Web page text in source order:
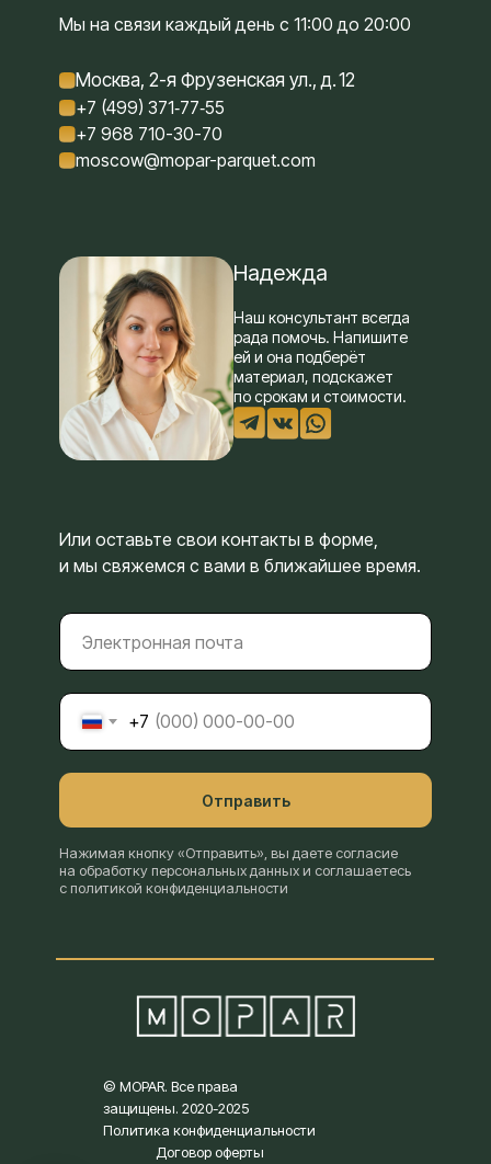
© MOPAR. Все права
защищены. 2020-2025
Политика конфиденциальности
Договор оферты
Или оставьте свои контакты в форме,
и мы свяжемся с вами в ближайшее время.
Мы на связи каждый день с 11:00 до 20:00
Москва, 2-я Фрузенская ул., д. 12
+7 (499) 371‑77‑55
+7 968 710-30-70
moscow@mopar-parquet.com
Наш консультант всегда
рада помочь. Напишите
ей и она подберёт
материал, подскажет
по срокам и стоимости.
Надежда
+7
Отправить
Нажимая кнопку «Отправить», вы даете согласие
на обработку персональных данных и соглашаетесь
с политикой конфиденциальности